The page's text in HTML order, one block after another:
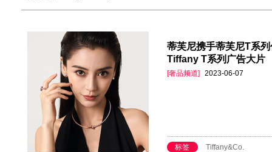
蒂芙尼携手蒂芙尼T系
Tiffany T系列广告大片
[奢品频道] 2023-06-07
标签 Tiffany&Co.